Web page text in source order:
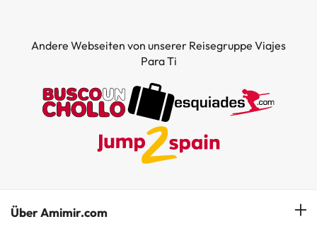
Andere Webseiten von unserer Reisegruppe Viajes
Para Ti
Über Amimir.com